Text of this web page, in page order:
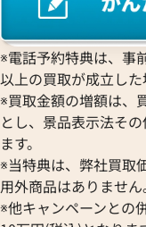
※電話予約特典は、事
以上の買取が成立した
※買取金額の増額は、
とし、景品表示法そ
ます。
※当特典は、弊社買取
用外商品はありません
※他キャンペーンとの